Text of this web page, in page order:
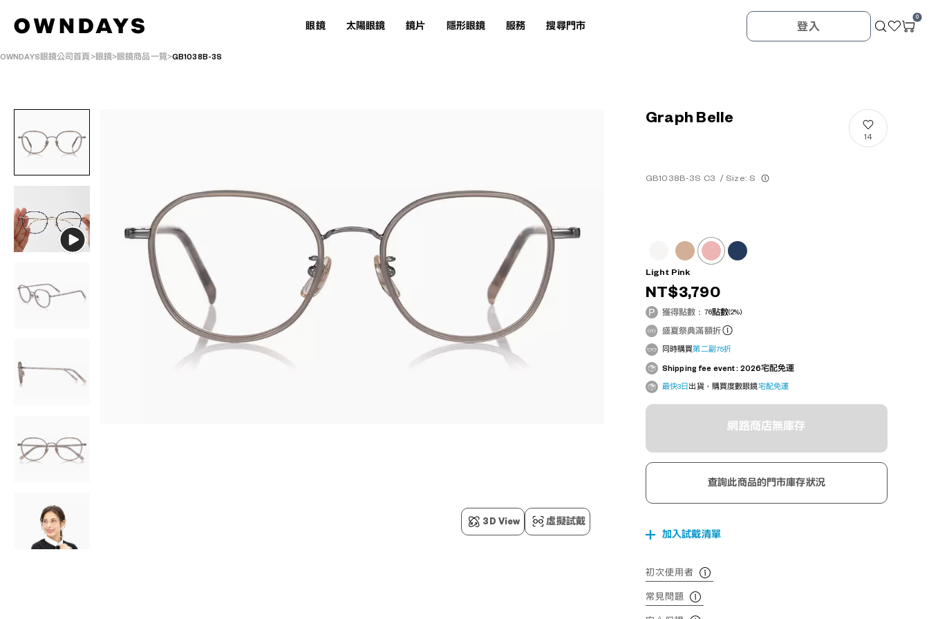
眼鏡 太陽眼鏡 鏡片 隱形眼鏡 服務 搜尋門市 登入
0
OWNDAYS眼鏡公司首頁 眼鏡 眼鏡商品一覽 GB1038B-3S
3D View 虛擬試戴
Graph Belle
GB1038B-3S C3 / Size: S
14
Light Pink
NT$3,790
獲得點數： 76點數(2%)
盛夏祭典滿額折
同時購買第二副75折
Shipping fee event : 2026宅配免運
最快3日 出貨，購買度數眼鏡宅配免運
網路商店無庫存
查詢此商品的門市庫存狀況
加入試戴清單
初次使用者
常見問題